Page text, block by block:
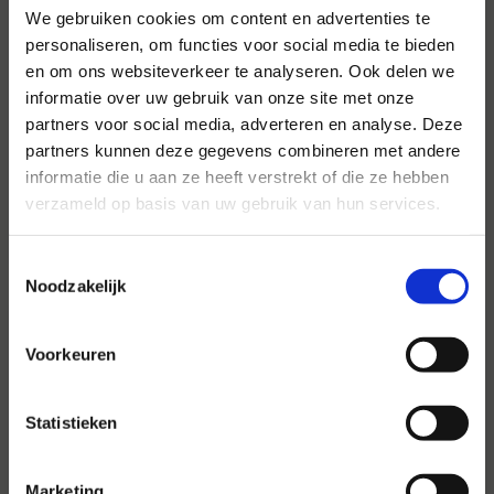
We gebruiken cookies om content en advertenties te
personaliseren, om functies voor social media te bieden
en om ons websiteverkeer te analyseren. Ook delen we
informatie over uw gebruik van onze site met onze
partners voor social media, adverteren en analyse. Deze
partners kunnen deze gegevens combineren met andere
informatie die u aan ze heeft verstrekt of die ze hebben
verzameld op basis van uw gebruik van hun services.
Noodzakelijk
Voorkeuren
Statistieken
Voor al uw evenementen en
partijen
Hansen Evenementen is uw partner voor
evenementen van groot tot klein.